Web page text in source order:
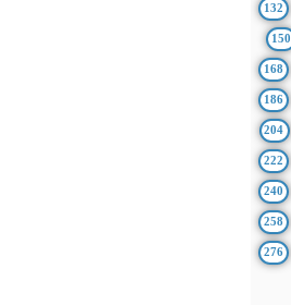
132
150
168
186
204
222
240
258
276